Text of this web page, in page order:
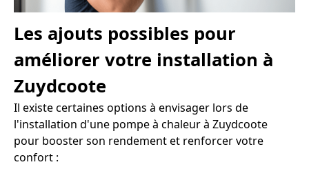
Les ajouts possibles pour
améliorer votre installation à
Zuydcoote
Il existe certaines options à envisager lors de
l'installation d'une pompe à chaleur à Zuydcoote
pour booster son rendement et renforcer votre
confort :